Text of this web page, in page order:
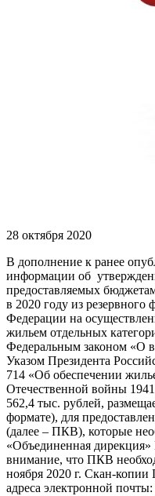
28 октября 2020
В дополнение к ранее
информации об
предоставляемых
в 2020 году из резервного
Федерации на
жильем отдельных
Федеральным законом «О
Указом Президента
714 «Об обеспечении
Отечественной войны
562,4 тыс. рублей,
формате), для
(далее – ПКВ), которые
«Объединенная
внимание, что ПКВ
ноября 2020 г. Скан-
адреса электронной почты: